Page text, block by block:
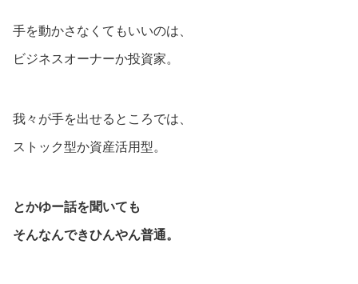
手を動かさなくてもいいのは、
ビジネスオーナーか投資家。
我々が手を出せるところでは、
ストック型か資産活用型。
とかゆー話を聞いても
そんなんできひんやん普通。